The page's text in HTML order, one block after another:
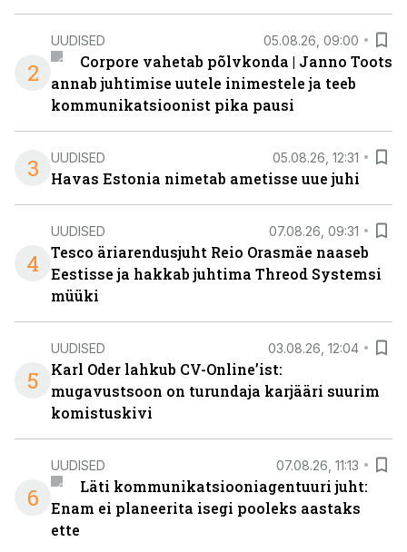
2
UUDISED 05.08.26, 09:00
Corpore vahetab põlvkonda | Janno Toots
annab juhtimise uutele inimestele ja teeb
kommunikatsioonist pika pausi
3 UUDISED 05.08.26, 12:31
Havas Estonia nimetab ametisse uue juhi
4
UUDISED 07.08.26, 09:31
Tesco äriarendusjuht Reio Orasmäe naaseb
Eestisse ja hakkab juhtima Threod Systemsi
müüki
5
UUDISED 03.08.26, 12:04
Karl Oder lahkub CV-Online’ist:
mugavustsoon on turundaja karjääri suurim
komistuskivi
6
UUDISED 07.08.26, 11:13
Läti kommunikatsiooniagentuuri juht:
Enam ei planeerita isegi pooleks aastaks
ette